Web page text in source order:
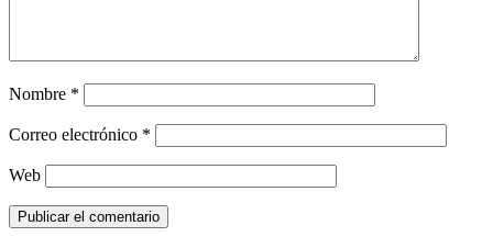
Nombre *
Correo electrónico *
Web